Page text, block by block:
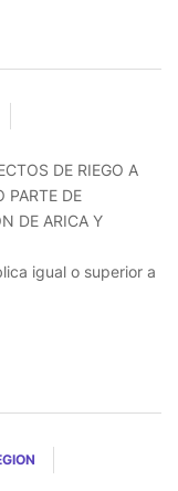
DE RIEGO A
PARTE DE
DE ARICA Y
igual o superior a